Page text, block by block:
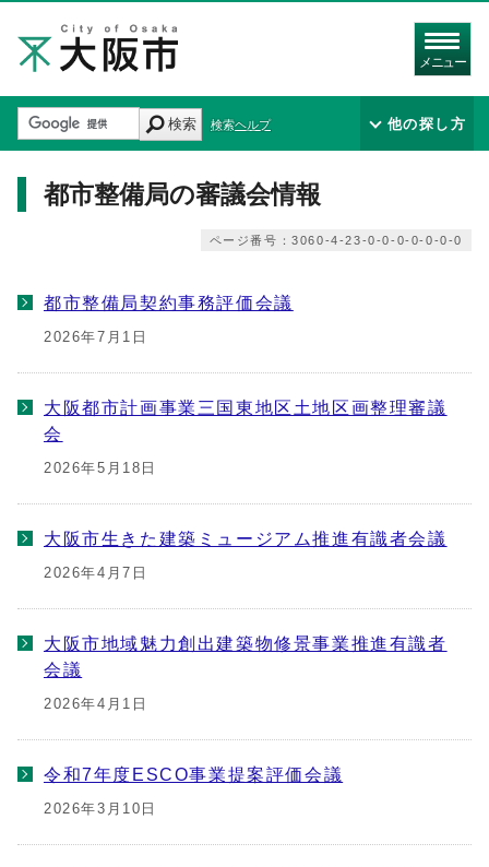
メニュー
検索 検索ヘルプ 他の探し方
都市整備局の審議会情報
ページ番号：3060-4-23-0-0-0-0-0-0-0
都市整備局契約事務評価会議
2026年7月1日
大阪都市計画事業三国東地区土地区画整理審議
会
2026年5月18日
大阪市生きた建築ミュージアム推進有識者会議
2026年4月7日
大阪市地域魅力創出建築物修景事業推進有識者
会議
2026年4月1日
令和7年度ESCO事業提案評価会議
2026年3月10日